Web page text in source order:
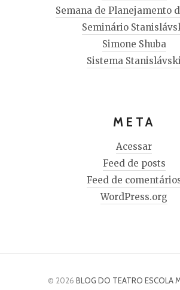
Semana de Planejamento
Seminário
Simone Shuba
Sistema
META
Acessar
Feed de posts
Feed de
WordPress.org
© 2026 BLOG DO TEATRO ESCOLA